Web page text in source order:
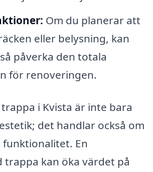
Om du planerar att
eller belysning, kan
påverka den totala
för renoveringen.
i Kvista är inte bara
det handlar också om
funktionalitet. En
trappa kan öka värdet på